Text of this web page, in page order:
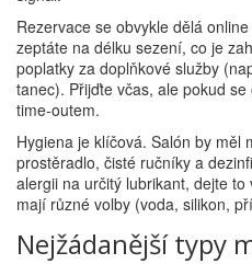
Rezervace se obvykle dělá
zeptáte na délku sezení, co je
poplatky za doplňkové služby
tanec). Přijďte včas, ale pokud
time‑outem.
Hygiena je klíčová. Salón by měl
prostěradlo, čisté ručníky a
alergii na určitý lubrikant, dejte
mají různé volby (voda, silikon,
Nejžádanější typy